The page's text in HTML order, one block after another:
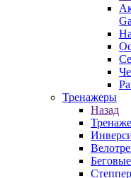
Тренажеры
Назад